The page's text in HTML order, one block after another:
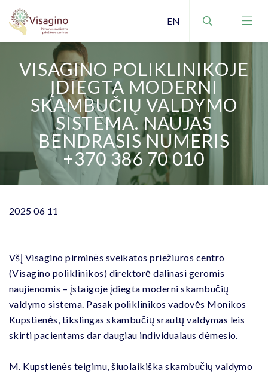
VISAGINO POLIKLINIKOJE
ĮDIEGTA MODERNI
SKAMBUČIŲ VALDYMO
SISTEMA. NAUJAS
BENDRASIS NUMERIS
+370 386 70 010
2025 06 11
VšĮ Visagino pirminės sveikatos priežiūros centro
(Visagino poliklinikos) direktorė dalinasi geromis
naujienomis – įstaigoje įdiegta moderni skambučių
valdymo sistema. Pasak poliklinikos vadovės Monikos
Kupstienės, tikslingas skambučių srautų valdymas leis
skirti pacientams dar daugiau individualaus dėmesio.
M. Kupstienės teigimu, šiuolaikiška skambučių valdymo